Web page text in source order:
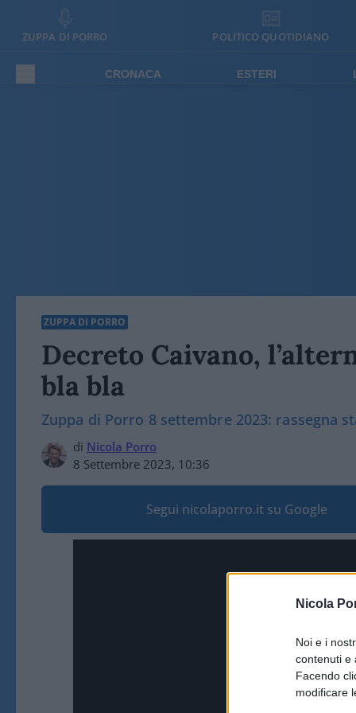
Nicola
Noi e i
contenuti e
Facendo
modificare
ZUPPA DI PORRO POLITICO QUOTIDIANO
CRONACA ESTERI
ZUPPA DI PORRO
Decreto Caivano,
bla bla
Zuppa di Porro 8 settembre 2023: rassegna
di Nicola Porro
8 Settembre 2023, 10:36
Segui nicolaporro.it su Google